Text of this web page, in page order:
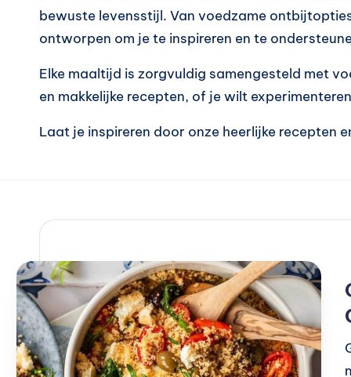
g
is
c
o
d
in
g
bewuste levensstijl. Van voedzame
ontworpen om je te inspireren en te
Elke maaltijd is zorgvuldig samengesteld met
en makkelijke recepten, of je wilt
Laat je inspireren door onze heerlijke recepten